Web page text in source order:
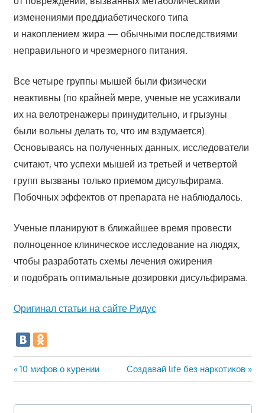
изменениями преддиабетического типа
и накоплением жира — обычными последствиями
неправильного и чрезмерного питания.
Все четыре группы мышей были физически
неактивны (по крайней мере, ученые не усаживали
их на велотренажеры принудительно, и грызуны
были вольны делать то, что им вздумается).
Основываясь на полученных данных, исследователи
считают, что успехи мышей из третьей и четвертой
групп вызваны только приемом дисульфирама.
Побочных эффектов от препарата не наблюдалось.
Ученые планируют в ближайшее время провести
полноценное клиническое исследование на людях,
чтобы разработать схемы лечения ожирения
и подобрать оптимальные дозировки дисульфирама.
Оригинал статьи на сайте Ридус
Навигация
Предыдущая
запись:
10 мифов о курении
Следующая
запись:
Создавай life без наркотиков